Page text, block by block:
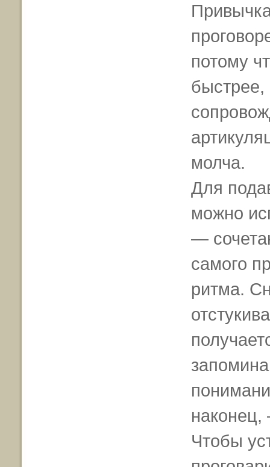
потому
быстрее,
молча.
Для
можно
—
самого
ритма.
наконец,
Чтобы